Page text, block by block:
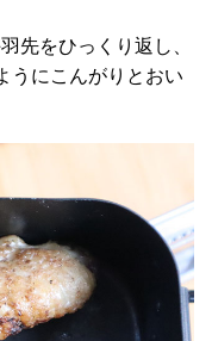
先をひっくり返し、
うにこんがりとおい